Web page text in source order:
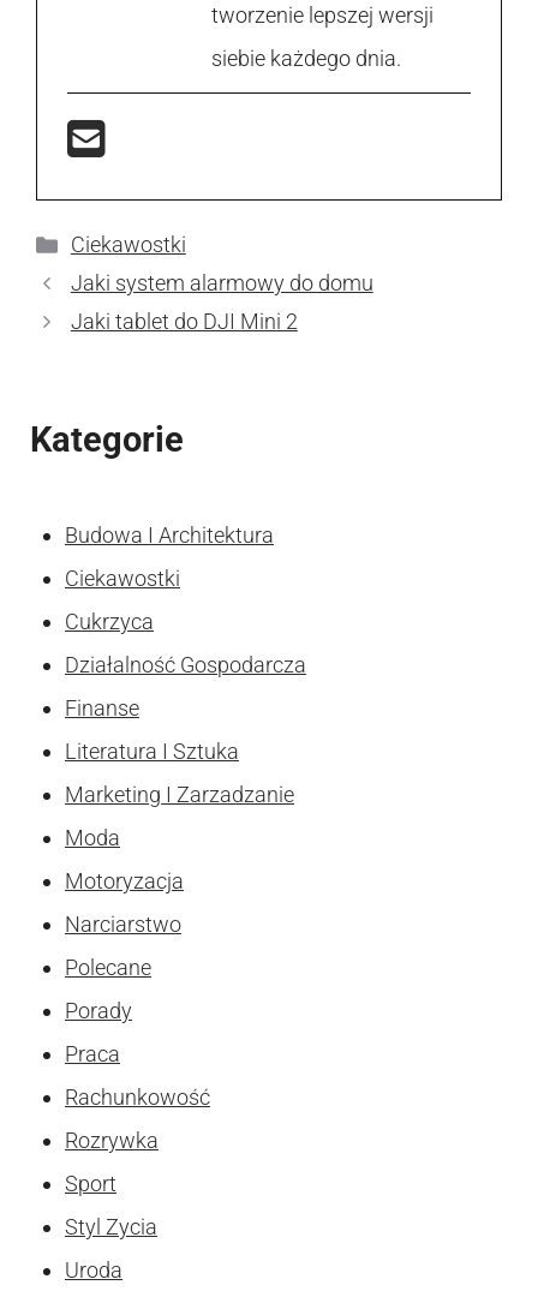
tworzenie lepszej wersji
siebie każdego dnia.
Kategorie
Ciekawostki
Jaki system alarmowy do domu
Jaki tablet do DJI Mini 2
Kategorie
Budowa I Architektura
Ciekawostki
Cukrzyca
Działalność Gospodarcza
Finanse
Literatura I Sztuka
Marketing I Zarzadzanie
Moda
Motoryzacja
Narciarstwo
Polecane
Porady
Praca
Rachunkowość
Rozrywka
Sport
Styl Zycia
Uroda